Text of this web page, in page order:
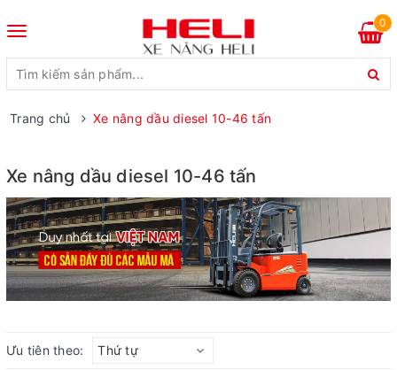
Toggle
0
Trang chủ Xe nâng dầu diesel 10-46 tấn
Xe nâng dầu diesel 10-46 tấn
Ưu tiên theo: Thứ tự